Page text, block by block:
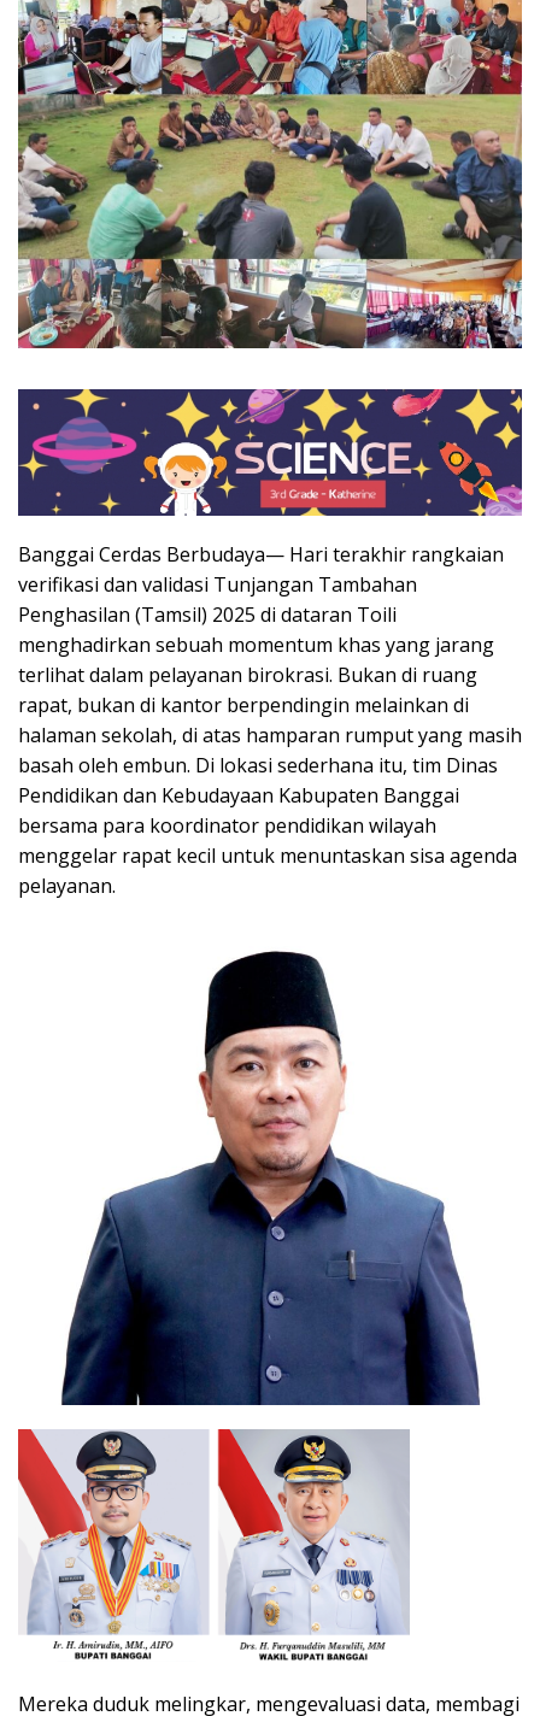
Banggai Cerdas Berbudaya— Hari terakhir rangkaian
verifikasi dan validasi Tunjangan Tambahan
Penghasilan (Tamsil) 2025 di dataran Toili
menghadirkan sebuah momentum khas yang jarang
terlihat dalam pelayanan birokrasi. Bukan di ruang
rapat, bukan di kantor berpendingin melainkan di
halaman sekolah, di atas hamparan rumput yang masih
basah oleh embun. Di lokasi sederhana itu, tim Dinas
Pendidikan dan Kebudayaan Kabupaten Banggai
bersama para koordinator pendidikan wilayah
menggelar rapat kecil untuk menuntaskan sisa agenda
pelayanan.
Mereka duduk melingkar, mengevaluasi data, membagi